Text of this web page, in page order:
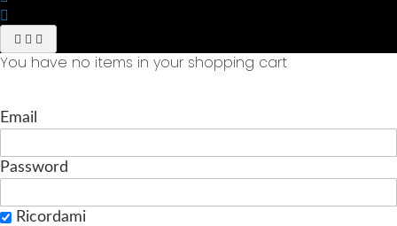
You have no items in your shopping cart
Email
Password
Ricordami